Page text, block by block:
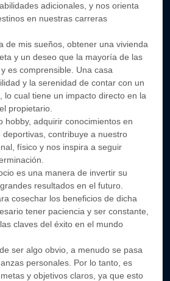
adicionales, y nos orienta
en nuestras carreras
de mis sueños, obtener una vivienda
y un deseo que la mayoría de las
es comprensible. Una casa
y la serenidad de contar con un
lo cual tiene un impacto directo en la
propietario.
hobby, adquirir conocimientos en
contribuye a nuestro
físico y nos inspira a seguir
es una manera de invertir su
resultados en el futuro.
cosechar los beneficios de dicha
tener paciencia y ser constante,
claves del éxito en el mundo
ser algo obvio, a menudo se pasa
personales. Por lo tanto, es
y objetivos claros, ya que esto